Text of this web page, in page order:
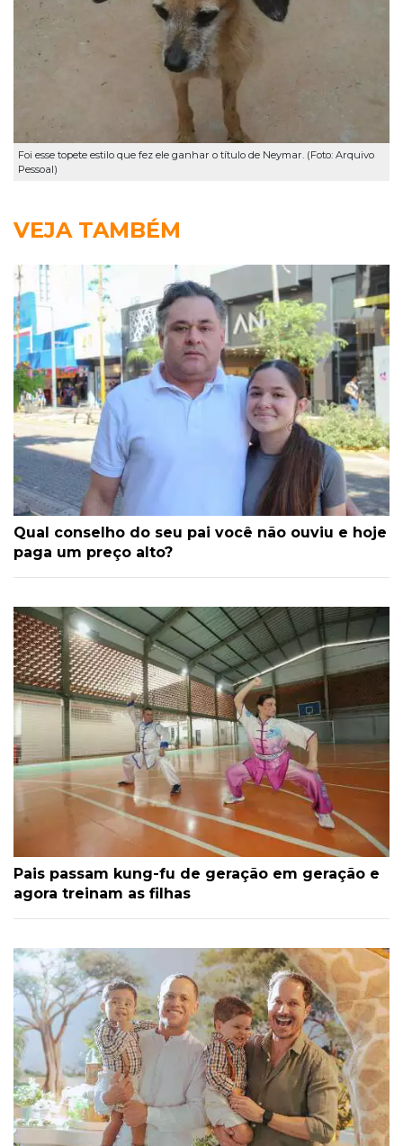
Foi esse topete estilo que fez ele ganhar o título de Neymar. (Foto: Arquivo
Pessoal)
VEJA TAMBÉM
Qual conselho do seu pai você não ouviu e hoje
paga um preço alto?
Pais passam kung-fu de geração em geração e
agora treinam as filhas